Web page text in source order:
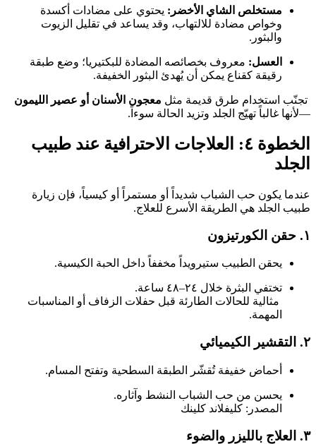
مستخلص الشاي الأخضر: يحتوي على مضادات أكسدة
وخواص مضادة للالتهاب، وقد يساعد في تقليل الزيوت
والبثور.
العسل: معروف بخصائصه المضادة للبكتيريا؛ وضع طبقة
رقيقة كقناع يمكن أن يُهدئ البثور الخفيفة.
تجنّب استخدام طرق قديمة مثل معجون الأسنان أو عصير الليمون
—لأنها غالباً تهيّج الجلد وتزيد الحالة سوءاً.
الخطوة ٤: العلاجات الاحترافية عند طبيب
الجلد
عندما يكون حب الشباب شديداً أو مستمراً أو كيسياً، فإن زيارة
طبيب الجلد هي الطريقة الأسرع للعلاج.
١. حقن الكورتيزون
يحقن الطبيب ستيرويداً مخففاً داخل الحبة الكيسية.
تختفي البثرة خلال ٢٤–٤٨ ساعة.
مثالية للحالات الطارئة قبل حفلات الزفاف أو المناسبات
المهمة.
٢. التقشير الكيميائي
أحماض خفيفة تُقشّر الطبقة السطحية وتفتح المسام.
يحسن من حب الشباب النشط وآثاره.
المصدر: كليفلاند كلينك
٣. العلاج بالليزر والضوء